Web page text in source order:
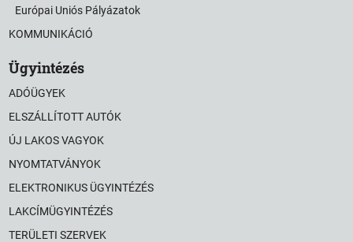
Európai Uniós Pályázatok
KOMMUNIKÁCIÓ
Ügyintézés
ADÓÜGYEK
ELSZÁLLÍTOTT AUTÓK
ÚJ LAKOS VAGYOK
NYOMTATVÁNYOK
ELEKTRONIKUS ÜGYINTÉZÉS
LAKCÍMÜGYINTÉZÉS
TERÜLETI SZERVEK